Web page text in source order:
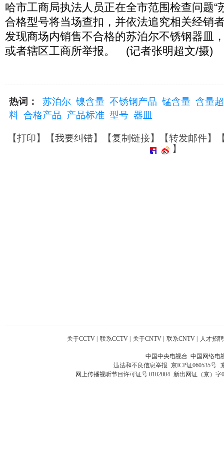
哈市工商局执法人员正在全市范围检查问题“
合格型号将当场查扣，并依法追究相关经销
发现商场内销售不合格的苏泊尔不锈钢器皿
或者辖区工商所举报。 (记者张明超文/摄)
热词： 苏泊尔 镍含量 不锈钢产品 锰含量 含量
料 合格产品 产品标准 型号 器皿
【打印】【我要纠错】【复制链接】【转发邮件】
】
关于CCTV 联系CCTV 关于CNTV 联系CNTV 人才招聘
中国中央电视台 中国网络电
违法和不良信息举报 京ICP证060535号
网上传播视听节目许可证号 0102004 新出网证（京）